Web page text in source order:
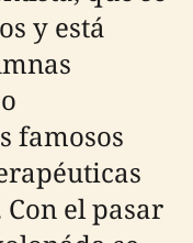
y está
famosos
Con el pasar